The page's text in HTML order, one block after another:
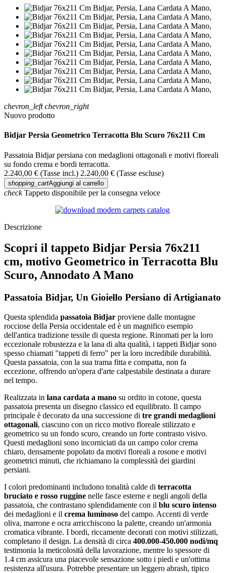
chevron_left chevron_right
Nuovo prodotto
Bidjar Persia Geometrico Terracotta Blu Scuro 76x211 Cm
Passatoia Bidjar persiana con medaglioni ottagonali e motivi floreali
su fondo crema e bordi terracotta.
2.240,00 € (Tasse incl.) 2.240,00 € (Tasse escluse)
shopping_cartAggiungi al carrello
checkTappeto disponibile per la consegna veloce
Descrizione
Scopri il tappeto Bidjar Persia 76x211
cm, motivo Geometrico in Terracotta Blu
Scuro, Annodato A Mano
Passatoia Bidjar, Un Gioiello Persiano di Artigianato
Questa splendida passatoia Bidjar proviene dalle montagne
rocciose della Persia occidentale ed è un magnifico esempio
dell'antica tradizione tessile di questa regione. Rinomati per la loro
eccezionale robustezza e la lana di alta qualità, i tappeti Bidjar sono
spesso chiamati "tappeti di ferro" per la loro incredibile durabilità.
Questa passatoia, con la sua trama fitta e compatta, non fa
eccezione, offrendo un'opera d'arte calpestabile destinata a durare
nel tempo.
Realizzata in lana cardata a mano su ordito in cotone, questa
passatoia presenta un disegno classico ed equilibrato. Il campo
principale è decorato da una successione di tre grandi medaglioni
ottagonali, ciascuno con un ricco motivo floreale stilizzato e
geometrico su un fondo scuro, creando un forte contrasto visivo.
Questi medaglioni sono incorniciati da un campo color crema
chiaro, densamente popolato da motivi floreali a rosone e motivi
geometrici minuti, che richiamano la complessità dei giardini
persiani.
I colori predominanti includono tonalità calde di terracotta
bruciato e rosso ruggine nelle fasce esterne e negli angoli della
passatoia, che contrastano splendidamente con il blu scuro intenso
dei medaglioni e il crema luminoso del campo. Accenti di verde
oliva, marrone e ocra arricchiscono la palette, creando un'armonia
cromatica vibrante. I bordi, riccamente decorati con motivi stilizzati,
completano il design. La densità di circa 400.000-450.000 nodi/mq
testimonia la meticolosità della lavorazione, mentre lo spessore di
1.4 cm assicura una piacevole sensazione sotto i piedi e un'ottima
resistenza all'usura. Potrebbe presentare un leggero abrash, tipico